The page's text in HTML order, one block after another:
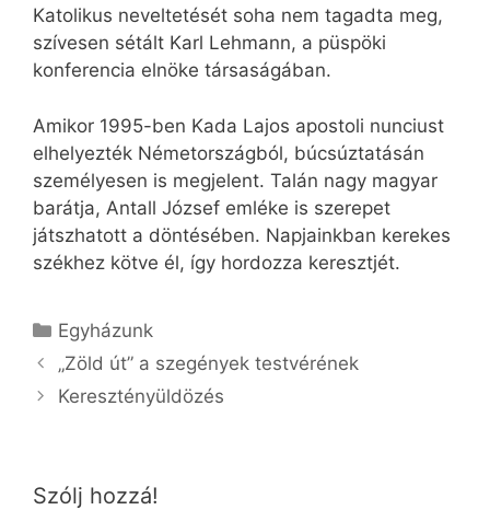
Katolikus neveltetését soha nem tagadta meg,
szívesen sétált Karl Lehmann, a püspöki
konferencia elnöke társaságában.
Amikor 1995-ben Kada Lajos apostoli nunciust
elhelyezték Németországból, búcsúztatásán
személyesen is megjelent. Talán nagy magyar
barátja, Antall József emléke is szerepet
játszhatott a döntésében. Napjainkban kerekes
székhez kötve él, így hordozza keresztjét.
Kategória
Egyházunk
„Zöld út” a szegények testvérének
Keresztényüldözés
Szólj hozzá!